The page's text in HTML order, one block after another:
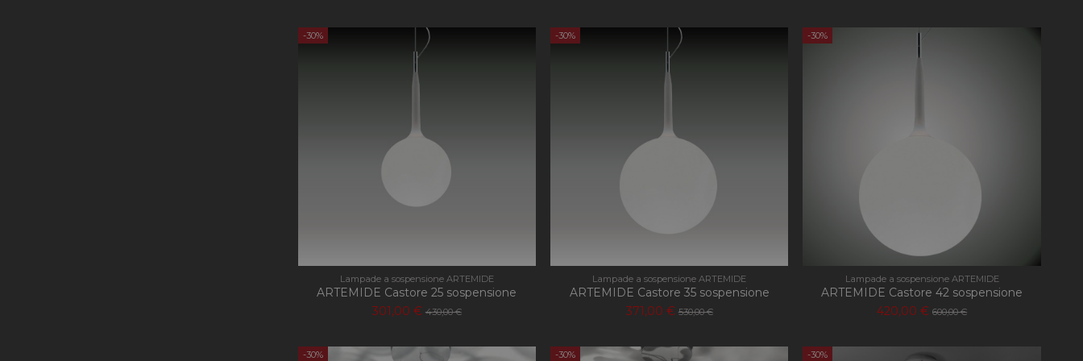
-30%
Lampade a sospensione ARTEMIDE
ARTEMIDE Castore 25 sospensione
301,00 € 430,00 €
-30%
Lampade a sospensione ARTEMIDE
ARTEMIDE Castore 35 sospensione
371,00 € 530,00 €
-30%
Lampade a sospensione ARTEMIDE
ARTEMIDE Castore 42 sospensione
420,00 € 600,00 €
-30% -30% -30%